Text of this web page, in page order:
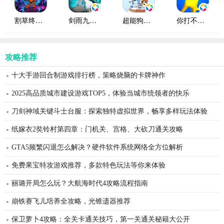
割草终结者 剑雨九天腾讯版 超能狗狗腾讯版 你打不过我腾讯版
攻略推荐
十大手游回合制游戏排行榜，策略烧脑的卡牌神作
2025高品质城市建设游戏TOP5，体验当城市统领者的快乐
刀剑神域关键斗士台服：探索独特虚拟世界，畅享多样玩法体验
纸嫁衣2奘铃村第四章：门机关、宫格、大砍刀通关攻略
GTA5频繁闪退怎么解决？硬件软件系统网络全方位解析
免费果宝特攻游戏推荐，多款特色玩法等你来体验
丽璐开局怎么玩？大航海时代4攻略流程指南
崩铁赛飞儿培养全攻略，光锥遗器推荐
保卫萝卜4攻略：全关卡通关技巧，第一关通关秘籍大公开